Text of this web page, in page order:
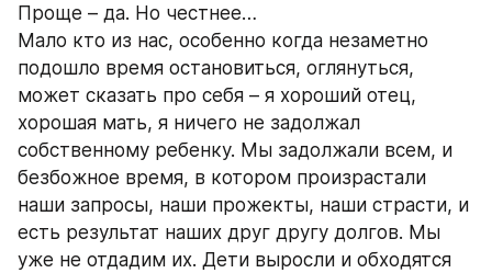
Проще – да. Но честнее…
Мало кто из нас, особенно когда незаметно
подошло время остановиться, оглянуться,
может сказать про себя – я хороший отец,
хорошая мать, я ничего не задолжал
собственному ребенку. Мы задолжали всем, и
безбожное время, в котором произрастали
наши запросы, наши прожекты, наши страсти, и
есть результат наших друг другу долгов. Мы
уже не отдадим их. Дети выросли и обходятся